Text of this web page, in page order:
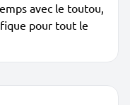
avec le toutou,
pour tout le